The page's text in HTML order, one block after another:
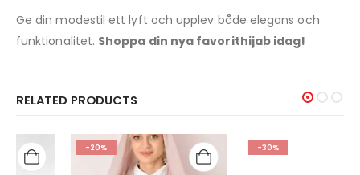
Ge din modestil ett lyft och upplev både elegans och
funktionalitet. Shoppa din nya favorithijab idag!
RELATED PRODUCTS
-20% -30%